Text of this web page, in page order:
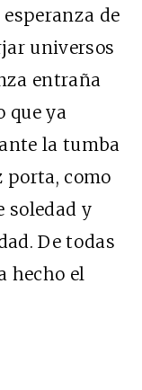
de
universos
entraña
que ya
la tumba
porta, como
soledad y
De todas
hecho el